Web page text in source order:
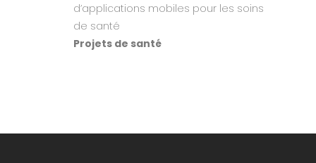
d’applications mobiles pour les soins
de santé
Projets de santé